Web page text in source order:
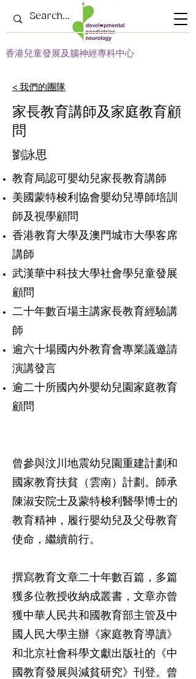
​香港兒童發展及腦神經專科中心
< 我們的團隊
家長教育講師及家庭教育顧
問
劉詠思
教育局認可嬰幼兒家長教育講師
美國蒙特梭利協會嬰幼兒導師培訓
師及視學顧問
香港教育大學及澳門城市大學客席
講師
武漢華中科技大學社會學兒童發展
顧問
二十年數百場主講家長教育經驗講
師
逾六十場國內外教育會專業議邀請
演講發言
逾二十所國內外嬰幼兒園家庭教育
顧問
曾參與汶川地震幼兒園重建計劃和
國家教育扶貧（雲南）計劃。師承
陳淑安院士及蒙特梭利醫學博士的
教育精神，履行嬰幼兒及父母教育
使命，繼續前行。
撰寫教育文章二十年數百篇，多篇
獲多位教授收納成叢書，文章亦曾
獲中華人民共和國教育部主管及中
國人民大學主辦《家庭教育導讀》
和北京社會科學文獻出版社的《中
國教育發展與減貧研究》刊登。曾